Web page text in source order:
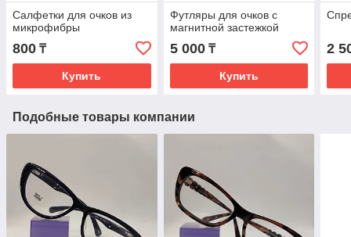
Салфетки для очков из
микрофибры
800 ₸
Купить
Футляры для очков с
магнитной застежкой
5 000₸
Купить
2
Подобные товары компании